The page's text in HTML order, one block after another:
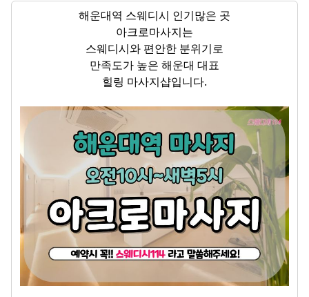
해운대역 스웨디시 인기많은 곳
아크로마사지는
스웨디시와 편안한 분위기로
만족도가 높은 해운대 대표
힐링 마사지샵입니다.